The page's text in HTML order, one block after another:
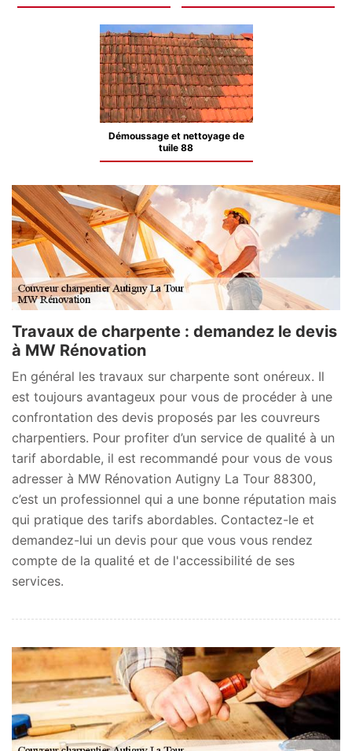
Démoussage et nettoyage de
tuile 88
Travaux de charpente : demandez le devis
à MW Rénovation
En général les travaux sur charpente sont onéreux. Il
est toujours avantageux pour vous de procéder à une
confrontation des devis proposés par les couvreurs
charpentiers. Pour profiter d’un service de qualité à un
tarif abordable, il est recommandé pour vous de vous
adresser à MW Rénovation Autigny La Tour 88300,
c’est un professionnel qui a une bonne réputation mais
qui pratique des tarifs abordables. Contactez-le et
demandez-lui un devis pour que vous vous rendez
compte de la qualité et de l'accessibilité de ses
services.